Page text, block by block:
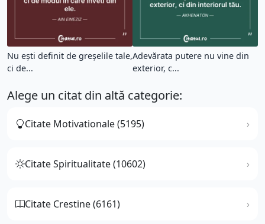
Nu ești definit de greșelile tale,
ci de...
Adevărata putere nu vine din
exterior, c...
Alege un citat din altă categorie:
Citate Motivationale (5195)
Citate Spiritualitate (10602)
Citate Crestine (6161)